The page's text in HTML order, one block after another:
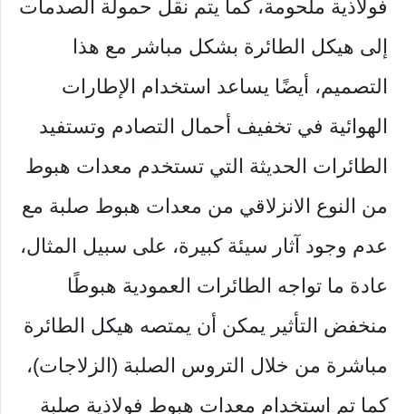
فولاذية ملحومة، كما يتم نقل حمولة الصدمات
إلى هيكل الطائرة بشكل مباشر مع هذا
التصميم، أيضًا يساعد استخدام الإطارات
الهوائية في تخفيف أحمال التصادم وتستفيد
الطائرات الحديثة التي تستخدم معدات هبوط
من النوع الانزلاقي من معدات هبوط صلبة مع
عدم وجود آثار سيئة كبيرة، على سبيل المثال،
عادة ما تواجه الطائرات العمودية هبوطًا
منخفض التأثير يمكن أن يمتصه هيكل الطائرة
مباشرة من خلال التروس الصلبة (الزلاجات)،
كما تم استخدام معدات هبوط فولاذية صلبة